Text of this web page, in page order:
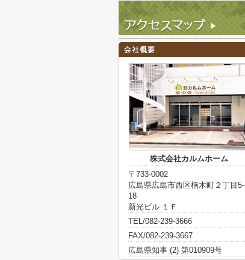
株式会社カルムホーム
〒733-0002
広島県広島市西区楠木町２丁目5-
18
新光ビル １Ｆ
TEL/082-239-3666
FAX/082-239-3667
広島県知事 (2) 第010909号